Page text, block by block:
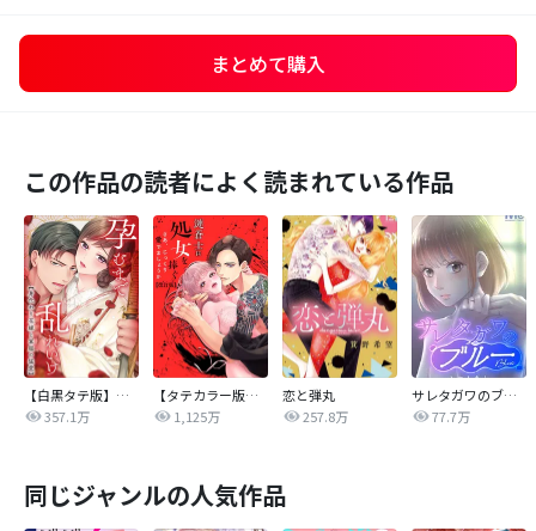
まとめて購入
この作品の読者によく読まれている作品
【白黒タテ版】孕むまで乱れいけ～身代わり花嫁と軍服の猛愛
357.1万
【タテカラー版】漣蒼士に処女を捧ぐ～さあ、じっくり愛でましょうか
1,125万
恋と弾丸
257.8万
サレタガワのブルー【タテヨミ】
77.7万
同じジャンルの人気作品